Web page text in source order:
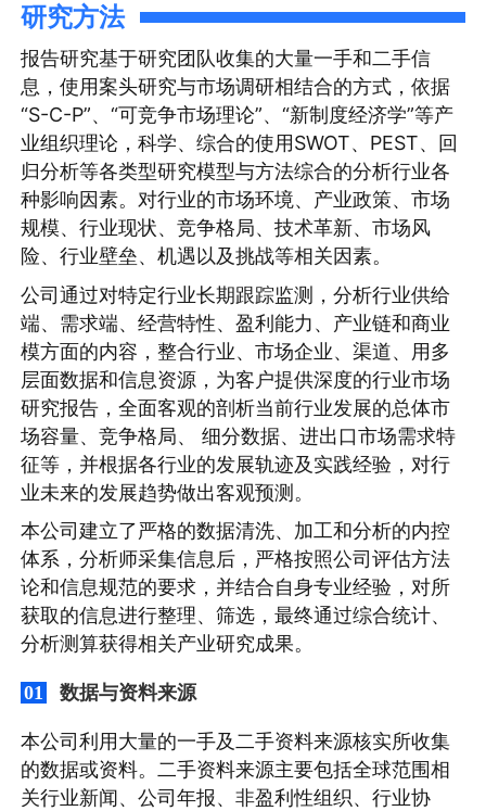
研究方法
报告研究基于研究团队收集的大量一手和二手信
息，使用案头研究与市场调研相结合的方式，依据
“S-C-P”、“可竞争市场理论”、“新制度经济学”等产
业组织理论，科学、综合的使用SWOT、PEST、回
归分析等各类型研究模型与方法综合的分析行业各
种影响因素。对行业的市场环境、产业政策、市场
规模、行业现状、竞争格局、技术革新、市场风
险、行业壁垒、机遇以及挑战等相关因素。
公司通过对特定行业长期跟踪监测，分析行业供给
端、需求端、经营特性、盈利能力、产业链和商业
模方面的内容，整合行业、市场企业、渠道、用多
层面数据和信息资源，为客户提供深度的行业市场
研究报告，全面客观的剖析当前行业发展的总体市
场容量、竞争格局、 细分数据、进出口市场需求特
征等，并根据各行业的发展轨迹及实践经验，对行
业未来的发展趋势做出客观预测。
本公司建立了严格的数据清洗、加工和分析的内控
体系，分析师采集信息后，严格按照公司评估方法
论和信息规范的要求，并结合自身专业经验，对所
获取的信息进行整理、筛选，最终通过综合统计、
分析测算获得相关产业研究成果。
01 数据与资料来源
本公司利用大量的一手及二手资料来源核实所收集
的数据或资料。二手资料来源主要包括全球范围相
关行业新闻、公司年报、非盈利性组织、行业协